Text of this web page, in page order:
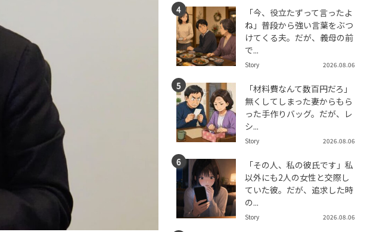
「今、役立たずって言ったよ
ね」普段から強い言葉をぶつ
けてくる夫。だが、義母の前
で...
Story 2026.08.06
「材料費なんて数百円だろ」
無くしてしまった妻からもら
った手作りバッグ。だが、レ
シ...
Story 2026.08.06
「その人、私の彼氏です」私
以外にも2人の女性と交際し
ていた彼。だが、追求した時
の...
Story 2026.08.06